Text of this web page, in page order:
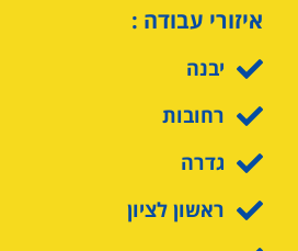
איזורי עבודה :
יבנה
רחובות
גדרה
ראשון לציון